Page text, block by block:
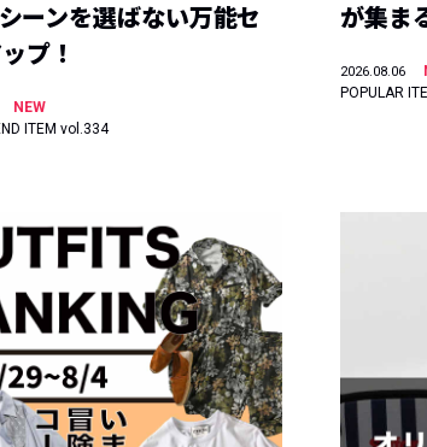
ーンを選ばない万能セ
プ！
NEW
ITEM vol.334
が集ま
2026.08.06
POPULAR